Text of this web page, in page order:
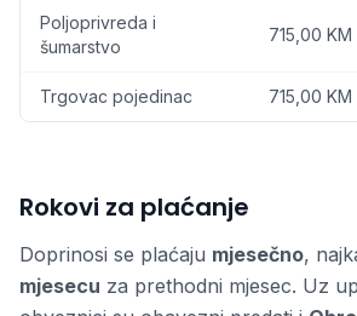
Poljoprivreda i
šumarstvo
715,00 KM
Trgovac pojedinac 715,00 KM
Rokovi za plaćanje
Doprinosi se plaćaju mjesečno,
mjesecu za prethodni mjesec. Uz